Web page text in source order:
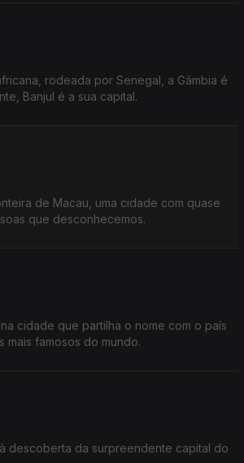
rodeada por Senegal, a Gâmbia é
Banjul é a sua capital.
de Macau, uma cidade com quase
que desconhecemos.
cidade que partilha o nome com o país
mais famosos do mundo.
descoberta da surpreendente capital do